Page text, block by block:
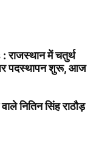
में चतुर्थ
पदस्थापन शुरू, आज
नितिन सिंह राठौड़